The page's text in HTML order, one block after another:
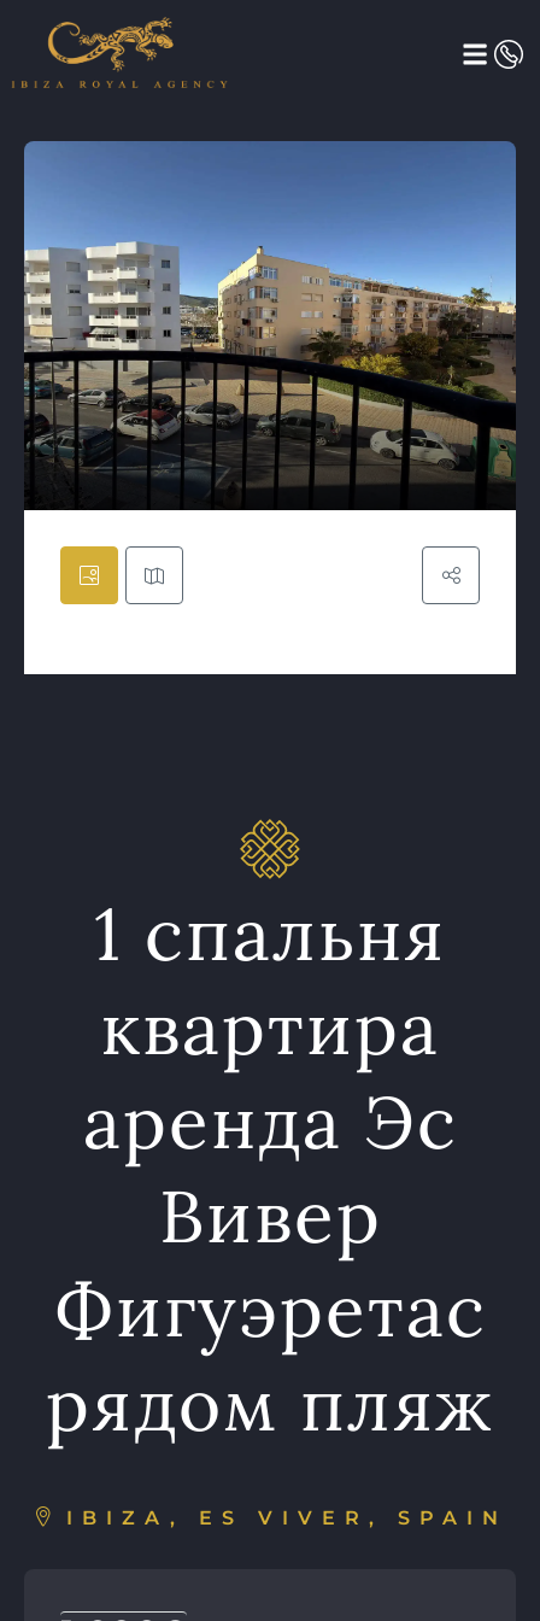
1 спальня
квартира
аренда Эс
Вивер
Фигуэретас
рядом пляж
IBIZA, ES VIVER, SPAIN